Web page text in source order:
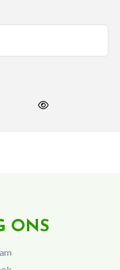
ONS